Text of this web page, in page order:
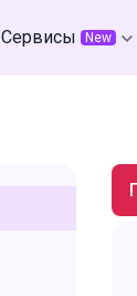
Сервисы New